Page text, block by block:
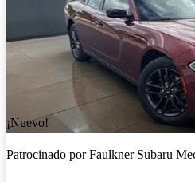
¡Nuevo!
Patrocinado porFaulkner Subaru